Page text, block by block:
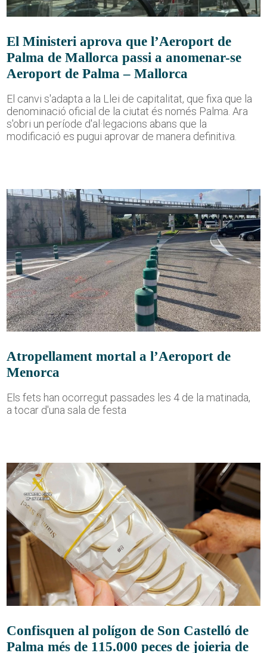
El Ministeri aprova que l’Aeroport de
Palma de Mallorca passi a anomenar-se
Aeroport de Palma – Mallorca
El canvi s'adapta a la Llei de capitalitat, que fixa que la
denominació oficial de la ciutat és només Palma. Ara
s'obri un període d'al·legacions abans que la
modificació es pugui aprovar de manera definitiva.
Atropellament mortal a l’Aeroport de
Menorca
Els fets han ocorregut passades les 4 de la matinada,
a tocar d'una sala de festa
Confisquen al polígon de Son Castelló de
Palma més de 115.000 peces de joieria de